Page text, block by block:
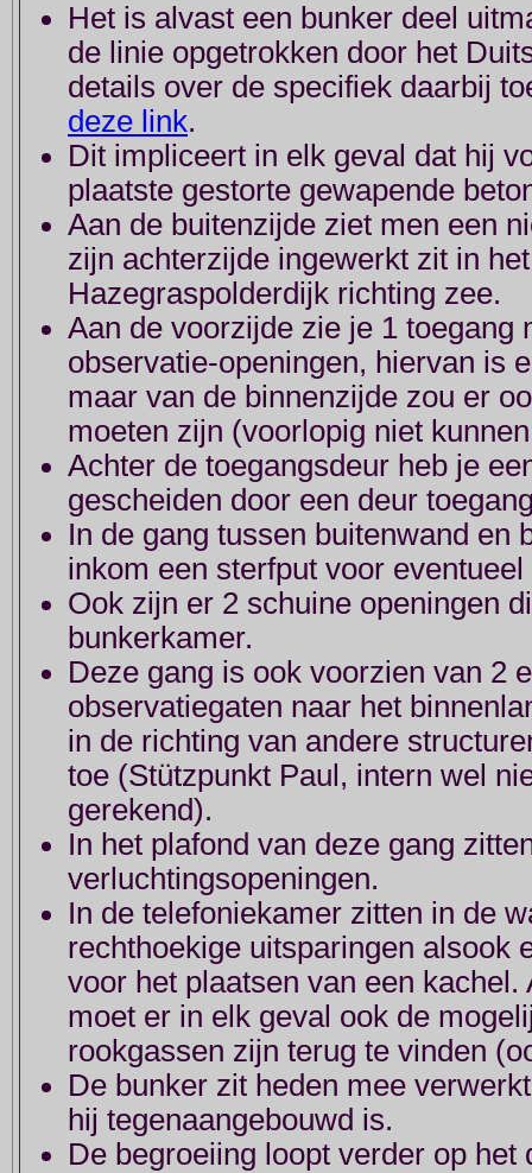
Het is alvast een bunker deel
de linie opgetrokken door het
details over de specifiek daarbij
deze link.
Dit impliceert in elk geval dat hij
plaatste gestorte gewapende
Aan de buitenzijde ziet men een
zijn achterzijde ingewerkt zit in
Hazegraspolderdijk richting zee.
Aan de voorzijde zie je 1 toegang
observatie-openingen, hiervan is
maar van de binnenzijde zou er
moeten zijn (voorlopig niet
Achter de toegangsdeur heb je
gescheiden door een deur
In de gang tussen buitenwand en
inkom een sterfput voor
Ook zijn er 2 schuine openingen
bunkerkamer.
Deze gang is ook voorzien van 2
observatiegaten naar het
in de richting van andere
toe (Stützpunkt Paul, intern wel
gerekend).
In het plafond van deze gang
verluchtingsopeningen.
In de telefoniekamer zitten in de
rechthoekige uitsparingen alsook
voor het plaatsen van een
moet er in elk geval ook de
rookgassen zijn terug te vinden
De bunker zit heden mee
hij tegenaangebouwd is.
De begroeiing loopt verder op het